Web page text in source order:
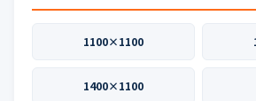
1100×1100
1400×1100